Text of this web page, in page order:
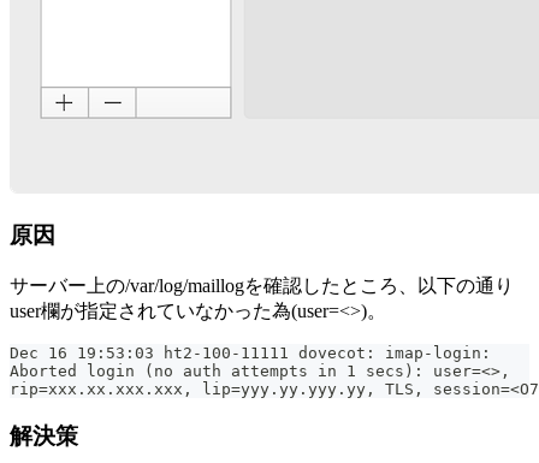
原因
サーバー上の/var/log/maillogを確認したところ、以下の通り
user欄が指定されていなかった為(user=<>)。
Dec 16 19:53:03 ht2-100-11111 dovecot: imap-login:
Aborted login (no auth attempts in 1 secs): user=<>,
rip=xxx.xx.xxx.xxx, lip=yyy.yy.yyy.yy, TLS,
解決策